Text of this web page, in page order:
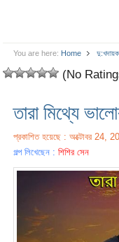
You are here: Home দু:খদায়ক
(No
তারা মিথ্যে
প্রকাশিত হয়েছে : অক্টোবর 24,
গল্প লিখেছেন :শিশির সেন